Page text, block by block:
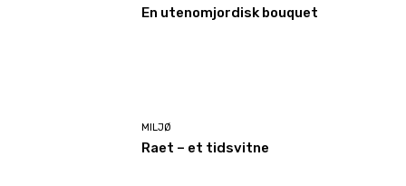
En utenomjordisk bouquet
MILJØ
Raet – et tidsvitne